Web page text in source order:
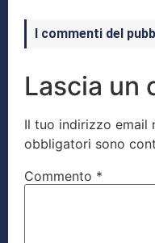
I commenti del
Lascia un
Il tuo indirizzo email
obbligatori sono
Commento *